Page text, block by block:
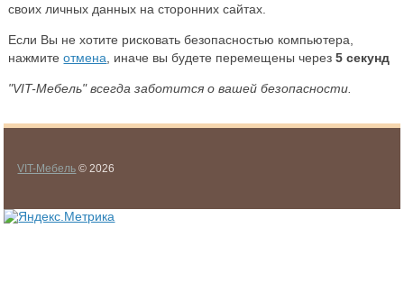
своих личных данных на сторонних сайтах.
Если Вы не хотите рисковать безопасностью компьютера,
нажмитеотмена , иначе вы будете перемещены через5 секунд
"VIT-Мебель" всегда заботится о вашей безопасности.
VIT-Мебель © 2026